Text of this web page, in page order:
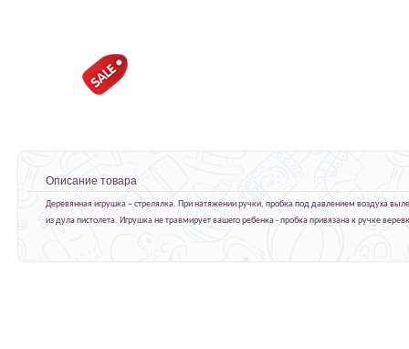
Описание товара
Деревянная игрушка – стрелялка. При натяжении ручки, пробка под давлением воздуха
из дула пистолета. Игрушка не травмирует вашего ребенка - пробка привязана к ручке